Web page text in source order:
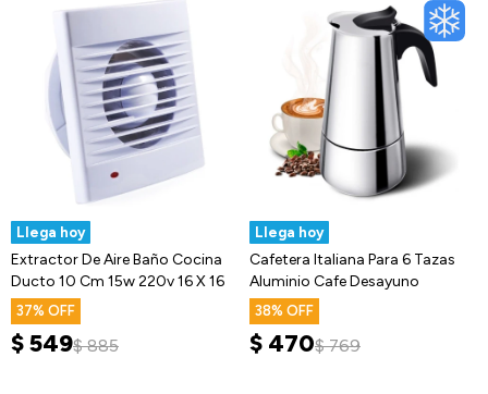
Llega hoy
Extractor De Aire Baño Cocina
Ducto 10 Cm 15w 220v 16 X 16
37
$549$ 885
Llega hoy
Cafetera Italiana Para 6 Tazas
Aluminio Cafe Desayuno
38
$ 470$ 769